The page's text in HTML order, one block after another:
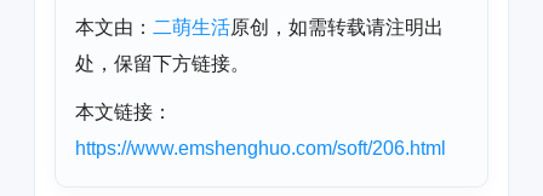
本文由： 二萌生活原创，如需转载请注明出
处，保留下方链接。
本文链接：
https://www.emshenghuo.com/soft/206.html